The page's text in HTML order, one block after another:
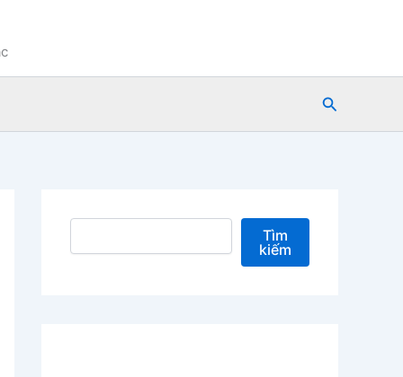
Tìm
Tìm kiếm
Tìm
kiếm